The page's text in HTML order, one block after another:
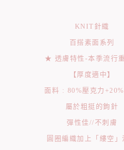
KNIT針織
百搭素面系列
★ 透膚特性-本季流行
【厚度適中】
面料 : 80%壓克力
屬於粗挺的鉤針
彈性佳//不刺膚
圓圈編織加上「縷空」